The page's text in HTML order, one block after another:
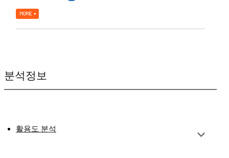
분석정보
활용도 분석